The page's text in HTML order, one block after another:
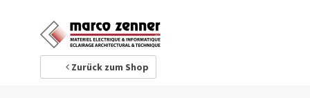
Zurück zum Shop
1 Ihre Adresse